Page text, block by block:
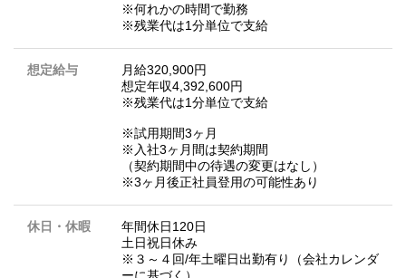
※何れかの時間で勤務
※残業代は1分単位で支給
想定給与
月給320,900円
想定年収4,392,600円
※残業代は1分単位で支給
※試用期間3ヶ月
※入社3ヶ月間は契約期間
（契約期間中の待遇の変更はなし）
※3ヶ月後正社員登用の可能性あり
休日・休暇
年間休日120日
土日祝日休み
※３～４回/年土曜日出勤有り（会社カレンダ
ーに基づく）